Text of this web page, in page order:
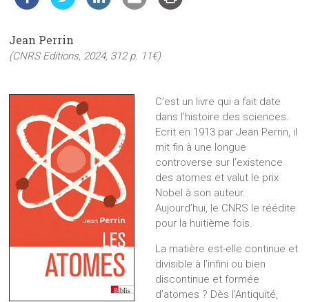
public
Jean Perrin
(CNRS Editions, 2024, 312 p. 11€)
C’est un livre qui a fait date
dans l’histoire des sciences.
Ecrit en 1913 par Jean Perrin, il
mit fin à une longue
controverse sur l’existence
des atomes et valut le prix
Nobel à son auteur.
Aujourd’hui, le CNRS le réédite
pour la huitième fois.
La matière est-elle continue et
divisible à l’infini ou bien
discontinue et formée
d’atomes ? Dès l’Antiquité,